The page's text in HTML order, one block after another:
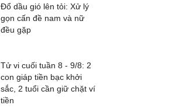
Đổ dầu gió lên tỏi: Xử lý
gọn cấn đề nam và nữ
đều gặp
Tử vi cuối tuần 8 - 9/8: 2
con giáp tiền bạc khởi
sắc, 2 tuổi cần giữ chặt ví
tiền